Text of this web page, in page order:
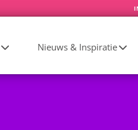
Nieuws & Inspiratie